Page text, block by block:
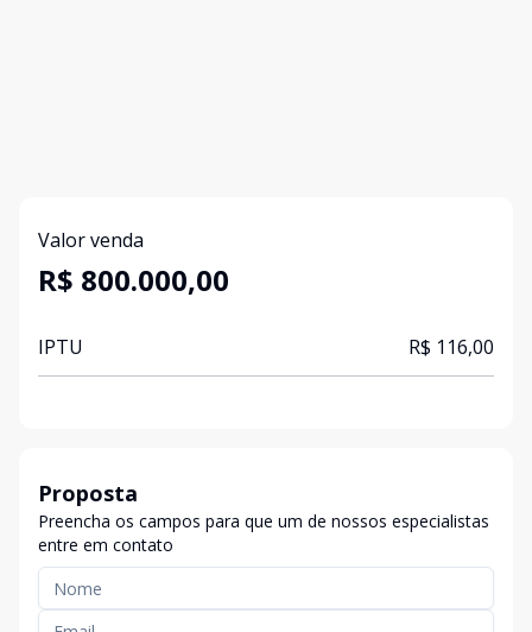
Valor venda
R$ 800.000,00
IPTU R$ 116,00
Proposta
Preencha os campos para que um de nossos especialistas
entre em contato